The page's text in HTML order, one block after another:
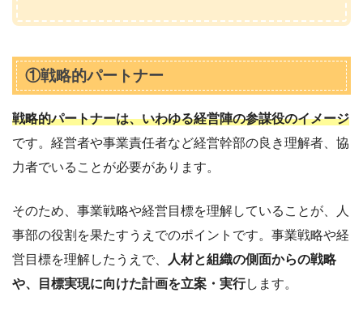
①戦略的パートナー
戦略的パートナーは、いわゆる経営陣の参謀役のイメージ
です。経営者や事業責任者など経営幹部の良き理解者、協
力者でいることが必要があります。
そのため、事業戦略や経営目標を理解していることが、人
事部の役割を果たすうえでのポイントです。事業戦略や経
営目標を理解したうえで、
人材と組織の側面からの戦略
や、目標実現に向けた計画を立案・実行します。